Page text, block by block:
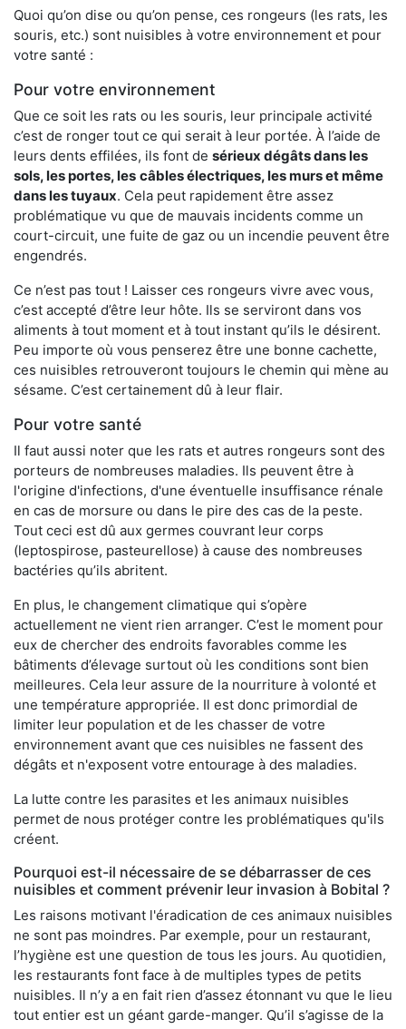
Quoi qu’on dise ou qu’on pense, ces rongeurs (les rats, les
souris, etc.) sont nuisibles à votre environnement et pour
votre santé :
Pour votre environnement
Que ce soit les rats ou les souris, leur principale activité
c’est de ronger tout ce qui serait à leur portée. À l’aide de
leurs dents effilées, ils font de sérieux dégâts dans les
sols, les portes, les câbles électriques, les murs et même
dans les tuyaux. Cela peut rapidement être assez
problématique vu que de mauvais incidents comme un
court-circuit, une fuite de gaz ou un incendie peuvent être
engendrés.
Ce n’est pas tout ! Laisser ces rongeurs vivre avec vous,
c’est accepté d’être leur hôte. Ils se serviront dans vos
aliments à tout moment et à tout instant qu’ils le désirent.
Peu importe où vous penserez être une bonne cachette,
ces nuisibles retrouveront toujours le chemin qui mène au
sésame. C’est certainement dû à leur flair.
Pour votre santé
Il faut aussi noter que les rats et autres rongeurs sont des
porteurs de nombreuses maladies. Ils peuvent être à
l'origine d'infections, d'une éventuelle insuffisance rénale
en cas de morsure ou dans le pire des cas de la peste.
Tout ceci est dû aux germes couvrant leur corps
(leptospirose, pasteurellose) à cause des nombreuses
bactéries qu’ils abritent.
En plus, le changement climatique qui s’opère
actuellement ne vient rien arranger. C’est le moment pour
eux de chercher des endroits favorables comme les
bâtiments d’élevage surtout où les conditions sont bien
meilleures. Cela leur assure de la nourriture à volonté et
une température appropriée. Il est donc primordial de
limiter leur population et de les chasser de votre
environnement avant que ces nuisibles ne fassent des
dégâts et n'exposent votre entourage à des maladies.
La lutte contre les parasites et les animaux nuisibles
permet de nous protéger contre les problématiques qu'ils
créent.
Pourquoi est-il nécessaire de se débarrasser de ces
nuisibles et comment prévenir leur invasion à Bobital ?
Les raisons motivant l'éradication de ces animaux nuisibles
ne sont pas moindres. Par exemple, pour un restaurant,
l’hygiène est une question de tous les jours. Au quotidien,
les restaurants font face à de multiples types de petits
nuisibles. Il n’y a en fait rien d’assez étonnant vu que le lieu
tout entier est un géant garde-manger. Qu’il s’agisse de la